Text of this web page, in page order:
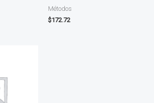
Métodos
$172.72